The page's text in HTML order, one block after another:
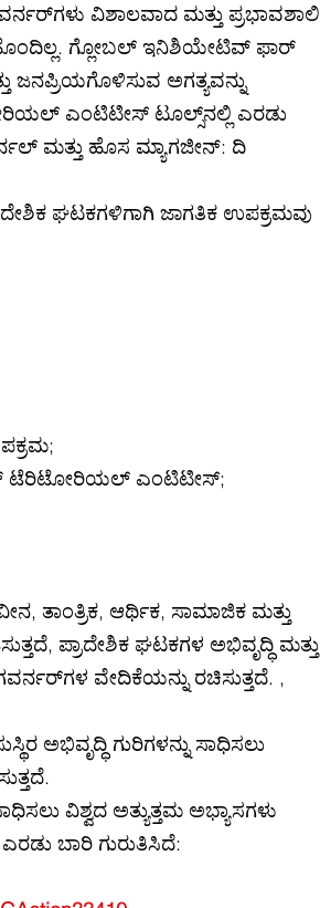
ವಿಶಾಲವಾದ ಮತ್ತು ಪ್ರಭಾವಶಾಲಿ
ಹೊಂದಿಲ್ಲ. ಗ್ಲೋಬಲ್ ಇನಿಶಿಯೇಟಿವ್ ಫಾರ್
ಅಗತ್ಯವನ್ನು
ಎಂಟಿಟೀಸ್ ಟೂಲ್ಸ್‌ನಲ್ಲಿ ಎರಡು
ಮತ್ತು ಹೊಸ ಮ್ಯಾಗಜೀನ್: ದಿ
ಘಟಕಗಳಿಗಾಗಿ ಜಾಗತಿಕ ಉಪಕ್ರಮವು
ಟೆರಿಟೋರಿಯಲ್ ಎಂಟಿಟೀಸ್;
ತಾಂತ್ರಿಕ, ಆರ್ಥಿಕ, ಸಾಮಾಜಿಕ ಮತ್ತು
ಪ್ರಾದೇಶಿಕ ಘಟಕಗಳ ಅಭಿವೃದ್ಧಿ ಮತ್ತು
ವೇದಿಕೆಯನ್ನು ರಚಿಸುತ್ತದೆ. ,
ಅಭಿವೃದ್ಧಿ ಗುರಿಗಳನ್ನು ಸಾಧಿಸಲು
ವಿಶ್ವದ ಅತ್ಯುತ್ತಮ ಅಭ್ಯಾಸಗಳು
ಬಾರಿ ಗುರುತಿಸಿದೆ: